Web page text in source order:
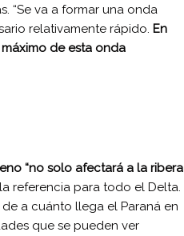
“Se va a formar una onda
relativamente rápido. En
de esta onda
“no solo afectará a la ribera
referencia para todo el Delta.
a cuánto llega el Paraná en
que se pueden ver